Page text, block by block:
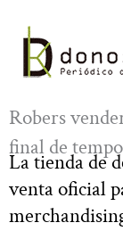
contenido
Robers
final de
La tienda de
venta oficial